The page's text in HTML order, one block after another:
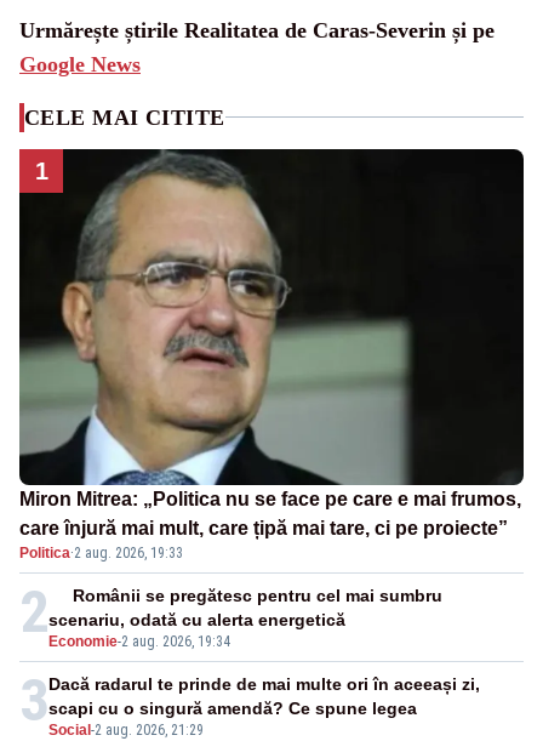
Urmărește știrile Realitatea de Caras-Severin și pe
Google News
CELE MAI CITITE
1
Miron Mitrea: „Politica nu se face pe care e mai frumos,
care înjură mai mult, care țipă mai tare, ci pe proiecte”
Politica·2 aug. 2026, 19:33
2 Economie-2 aug. 2026, 19:34
Românii se pregătesc pentru cel mai sumbru
scenariu, odată cu alerta energetică
3Social -2 aug. 2026, 21:29
Dacă radarul te prinde de mai multe ori în aceeași zi,
scapi cu o singură amendă? Ce spune legea